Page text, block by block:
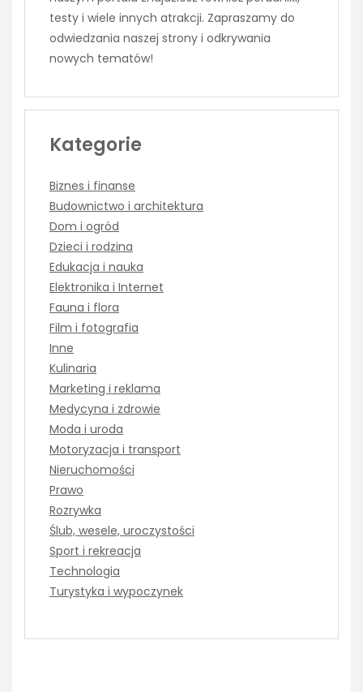
testy i wiele innych atrakcji. Zapraszamy do
odwiedzania naszej strony i odkrywania
nowych tematów!
Kategorie
Biznes i finanse
Budownictwo i architektura
Dom i ogród
Dzieci i rodzina
Edukacja i nauka
Elektronika i Internet
Fauna i flora
Film i fotografia
Inne
Kulinaria
Marketing i reklama
Medycyna i zdrowie
Moda i uroda
Motoryzacja i transport
Nieruchomości
Prawo
Rozrywka
Ślub, wesele, uroczystości
Sport i rekreacja
Technologia
Turystyka i wypoczynek